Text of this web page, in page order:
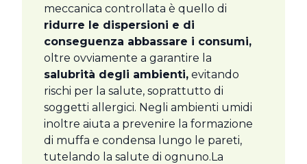
meccanica controllata è quello di
ridurre le dispersioni e di
conseguenza abbassare i consumi,
oltre ovviamente a garantire la
salubrità degli ambienti, evitando
rischi per la salute, soprattutto di
soggetti allergici. Negli ambienti umidi
inoltre aiuta a prevenire la formazione
di muffa e condensa lungo le pareti,
tutelando la salute di ognuno.La